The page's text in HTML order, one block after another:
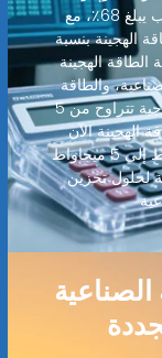
أسرع المناطق نموًا بمعدل نمو سنوي مركب يبلغ 68٪، مع
الهجينة بنسبة
الطاقة الهجينة
والطاقة
الاحتياطية للطوارئ، مع فترات استرداد نموذجية تتراوح من 5
الهجينة الآن
بأنظمة متكاملة بسعة تتراوح من 100 كيلوواط إلى 5 ميجاواط
ساعة لحلول تخزين